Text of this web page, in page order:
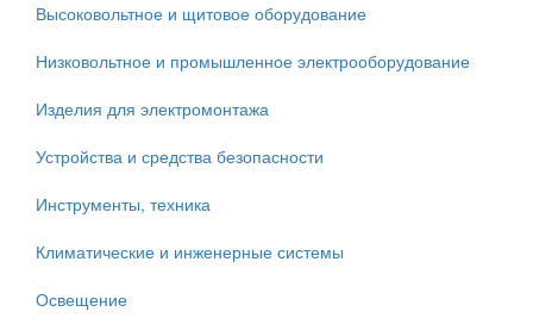
Высоковольтное и щитовое оборудование
Низковольтное и промышленное электрооборудование
Изделия для электромонтажа
Устройства и средства безопасности
Инструменты, техника
Климатические и инженерные системы
Освещение